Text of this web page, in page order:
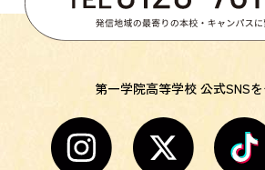
第一学院高等学校 公式SNS